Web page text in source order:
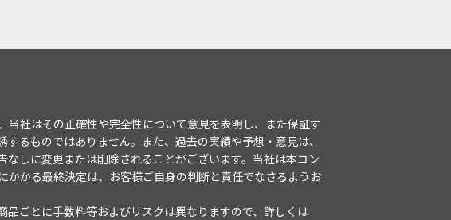
社はその正確性や完全性について意見を表明し、また保証す
るものではありません。また、過去の実績や予想・意見は、
しに変更または削除されることがございます。当社は本コン
かる最終決定は、お客様ご自身の判断と責任でなさるようお
ごとに手数料等およびリスクは異なりますので、詳しくは